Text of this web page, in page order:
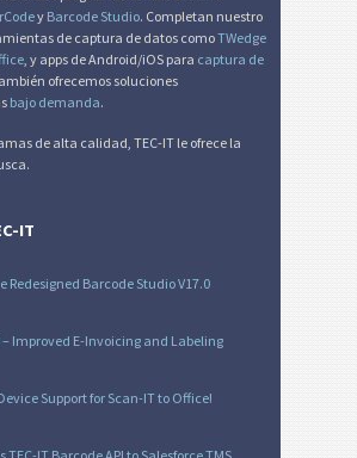
y Barcode Studio. Completan nuestro
de captura de datos comoTWedge
, y apps de Android/iOS para captura de
ofrecemos soluciones
bajo demanda.
de alta calidad, TEC-IT le ofrece la
IT
Redesigned Barcode Studio V17.0
– Improved E-Invoicing and Labeling
Support for Scan-IT to Office!